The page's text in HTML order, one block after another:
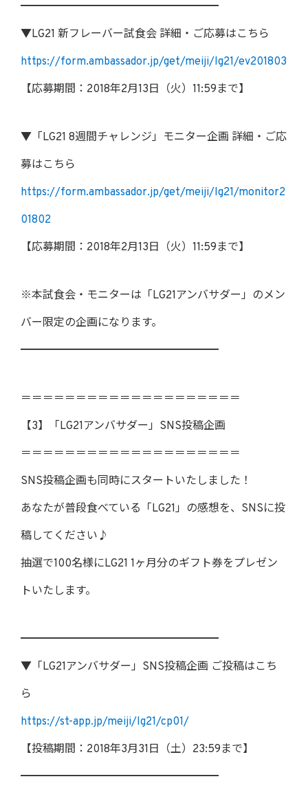
━━━━━━━━━━━━━━━━━━
▼LG21 新フレーバー試食会 詳細・ご応募はこちら
https://form.ambassador.jp/get/meiji/lg21/ev201803
【応募期間：2018年2月13日（火）11:59まで】
▼「LG21 8週間チャレンジ」モニター企画 詳細・ご応
募はこちら
https://form.ambassador.jp/get/meiji/lg21/monitor2
01802
【応募期間：2018年2月13日（火）11:59まで】
※本試食会・モニターは「LG21アンバサダー」のメン
バー限定の企画になります。
━━━━━━━━━━━━━━━━━━
＝＝＝＝＝＝＝＝＝＝＝＝＝＝＝＝＝＝＝＝
【3】「LG21アンバサダー」SNS投稿企画
＝＝＝＝＝＝＝＝＝＝＝＝＝＝＝＝＝＝＝＝
SNS投稿企画も同時にスタートいたしました！
あなたが普段食べている「LG21」の感想を、SNSに投
稿してください♪
抽選で100名様にLG21 1ヶ月分のギフト券をプレゼン
トいたします。
━━━━━━━━━━━━━━━━━━
▼「LG21アンバサダー」SNS投稿企画 ご投稿はこち
ら
https://st-app.jp/meiji/lg21/cp01/
【投稿期間：2018年3月31日（土）23:59まで】
━━━━━━━━━━━━━━━━━━